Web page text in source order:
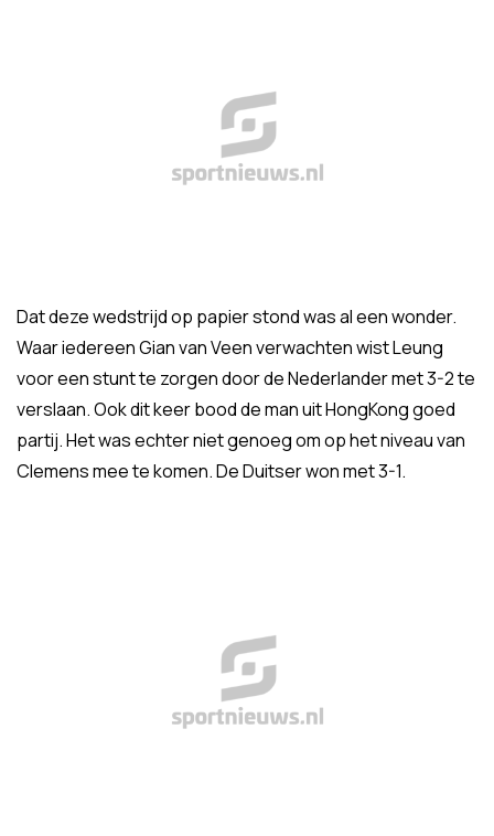
Dat deze wedstrijd op papier stond was al een wonder.
Waar iedereen Gian van Veen verwachten wist Leung
voor een stunt te zorgen door de Nederlander met 3-2 te
verslaan. Ook dit keer bood de man uit HongKong goed
partij. Het was echter niet genoeg om op het niveau van
Clemens mee te komen. De Duitser won met 3-1.